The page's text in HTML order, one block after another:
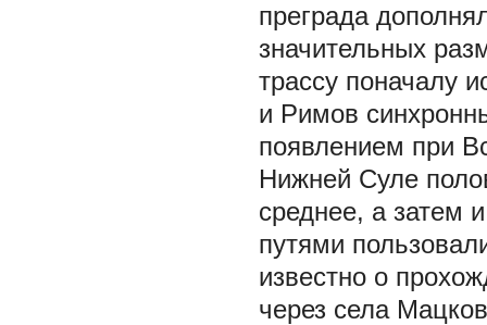
преграда
значительных
трассу поначалу
и Римов
появлением при
Нижней Суле
среднее, а затем
путями
известно о
через села